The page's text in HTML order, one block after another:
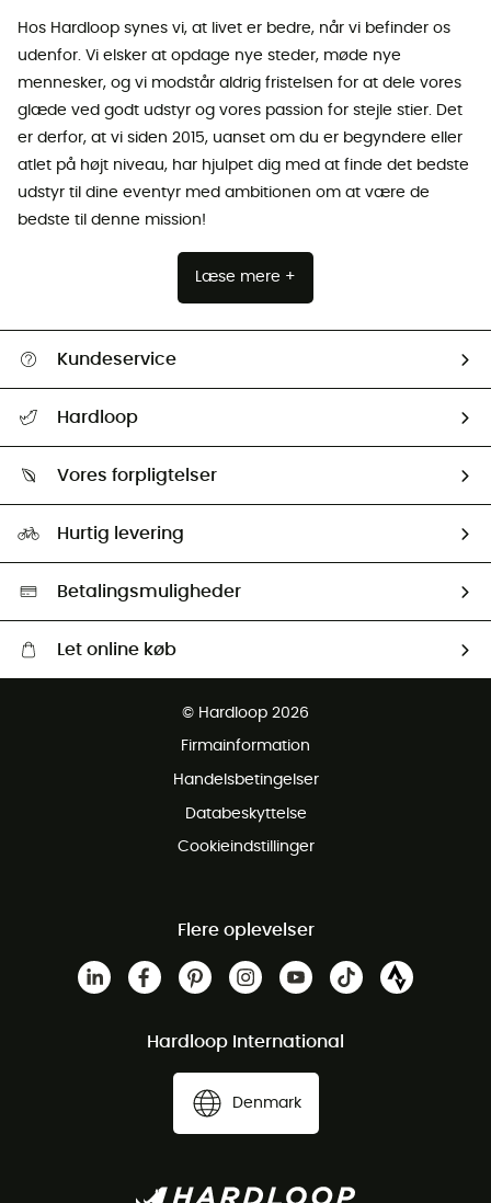
Hos Hardloop synes vi, at livet er bedre, når vi befinder os
udenfor. Vi elsker at opdage nye steder, møde nye
mennesker, og vi modstår aldrig fristelsen for at dele vores
glæde ved godt udstyr og vores passion for stejle stier. Det
er derfor, at vi siden 2015, uanset om du er begyndere eller
atlet på højt niveau, har hjulpet dig med at finde det bedste
udstyr til dine eventyr med ambitionen om at være de
bedste til denne mission!
Læse mere +
Kundeservice
Returnering & Tilbagebetaling
Hardloop
Our ambassadors
Vores forpligtelser
Second hand
HardGreen Udvalg
Hurtig levering
Betalingsmuligheder
Let online køb
Gratis retur inden for 100 dage
© Hardloop 2026
Firmainformation
Handelsbetingelser
Databeskyttelse
Cookieindstillinger
Flere oplevelser
Hardloop International
Denmark